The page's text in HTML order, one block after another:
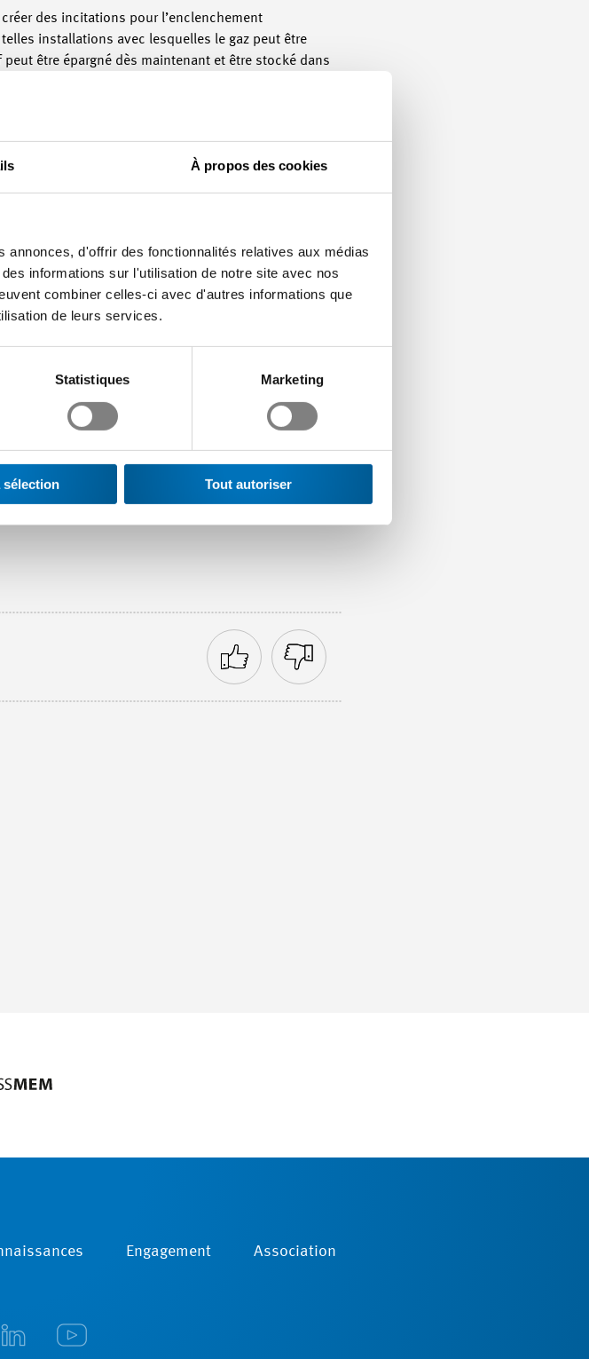
À propos des cookies
d'offrir des fonctionnalités relatives aux médias
informations sur l'utilisation de notre site avec nos
combiner celles-ci avec d'autres informations que
de leurs services.
Statistiques Marketing
Tout autoriser
des incitations pour l’enclenchement
installations avec lesquelles le gaz peut être
être épargné dès maintenant et être stocké dans
en gaz de la Suisse est
respecter plus longtemps leurs conventions
être suspendues pour les entreprises
suspension, car elle sert le but supérieur qu’est la
mazout. Ce dernier est aujourd’hui plus cher que le
pas à même de supporter d’éventuelles
financières pour procéder immédiatement à ce
Engagement Association